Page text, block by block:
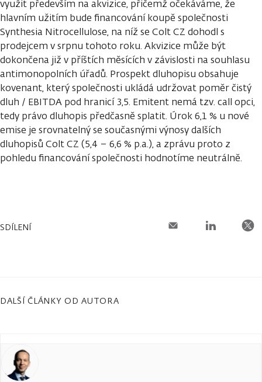
využit především na akvizice, přičemž očekáváme, že
hlavním užitím bude financování koupě společnosti
Synthesia Nitrocellulose, na níž se Colt CZ dohodl s
prodejcem v srpnu tohoto roku. Akvizice může být
dokončena již v příštích měsících v závislosti na souhlasu
antimonopolních úřadů. Prospekt dluhopisu obsahuje
kovenant, který společnosti ukládá udržovat poměr čistý
dluh / EBITDA pod hranicí 3,5. Emitent nemá tzv. call opci,
tedy právo dluhopis předčasně splatit. Úrok 6,1 % u nové
emise je srovnatelný se současnými výnosy dalších
dluhopisů Colt CZ (5,4 – 6,6 % p.a.), a zprávu proto z
pohledu financování společnosti hodnotíme neutrálně.
SDÍLENÍ
DALŠÍ ČLÁNKY OD AUTORA